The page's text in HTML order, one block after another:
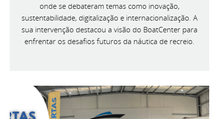
onde se debateram temas como inovação,
sustentabilidade, digitalização e internacionalização. A
sua intervenção destacou a visão do BoatCenter para
enfrentar os desafios futuros da náutica de recreio.